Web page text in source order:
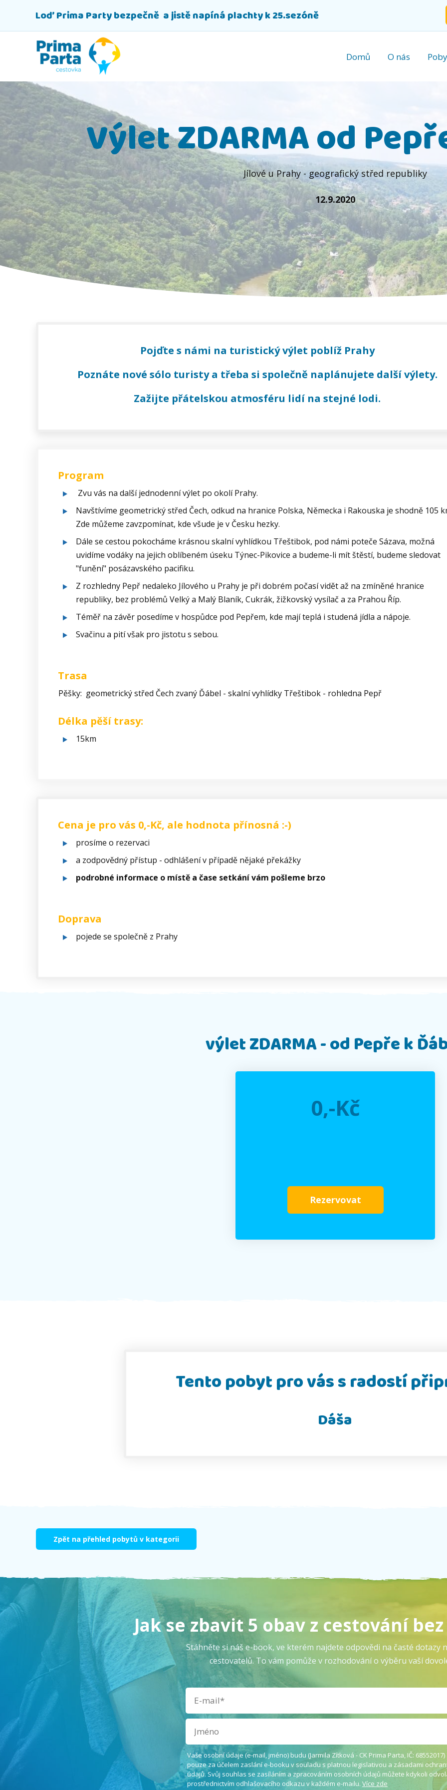
Loď Prima Party bezpečně a jistě napíná plachty k 25.sezóně
Domů O nás
Výlet ZDARMA od
Jílové u Prahy - geografický střed republiky
12.9.2020
Pojďte s námi na turistický výlet poblíž Prahy
Poznáte nové sólo turisty a třeba si společně naplánujete další výlety.
Zažijte přátelskou atmosféru lidí na stejné lodi.
Program
Zvu vás na další jednodenní výlet po okolí Prahy.
Navštívíme geometrický střed Čech, odkud na hranice Polska, Německa i Rakouska je shodně 105
Zde můžeme zavzpomínat, kde všude je v Česku hezky.
Dále se cestou pokocháme krásnou skalní vyhlídkou Třeštibok, pod námi poteče Sázava, možná
uvidíme vodáky na jejich oblíbeném úseku Týnec-Pikovice a budeme-li mít štěstí, budeme sledovat
"funění" posázavského pacifiku.
Z rozhledny Pepř nedaleko Jílového u Prahy je při dobrém počasí vidět až na zmíněné hranice
republiky, bez problémů Velký a Malý Blaník, Cukrák, žižkovský vysílač a za Prahou Říp.
Téměř na závěr posedíme v hospůdce pod Pepřem, kde mají teplá i studená jídla a nápoje.
Svačinu a pití však pro jistotu s sebou.
Trasa
Pěšky: geometrický střed Čech zvaný Ďábel - skalní vyhlídky Třeštibok - rohledna Pepř
Délka pěší trasy:
15km
Cena je pro vás 0,-Kč, ale hodnota přínosná :-)
prosíme o rezervaci
a zodpovědný přístup - odhlášení v případě nějaké překážky
podrobné informace o místě a čase setkání vám pošleme brzo
Doprava
pojede se společně z Prahy
výlet ZDARMA - od Pepře k
0,-Kč
Rezervovat
Tento pobyt pro vás s radostí
Dáša
Zpět na přehled pobytů v kategorii
Jak se zbavit 5 obav z cestování
Stáhněte si náš e-book, ve kterém najdete odpovědi na časté dotazy
cestovatelů. To vám pomůže v rozhodování o výběru vaší
Vaše osobní údaje (e-mail, jméno) budu (Jarmila Zítková - CK Prima Parta, IČ:
pouze za účelem zaslání e-booku v souladu s platnou legislativou a zásadami
údajů. Svůj souhlas se zasíláním a zpracováním osobních údajů můžete kdykoli
prostřednictvím odhlašovacího odkazu v každém e-mailu. Více zde